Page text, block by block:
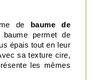
de
baume de
épais tout en leur
sa texture cire,
les mêmes